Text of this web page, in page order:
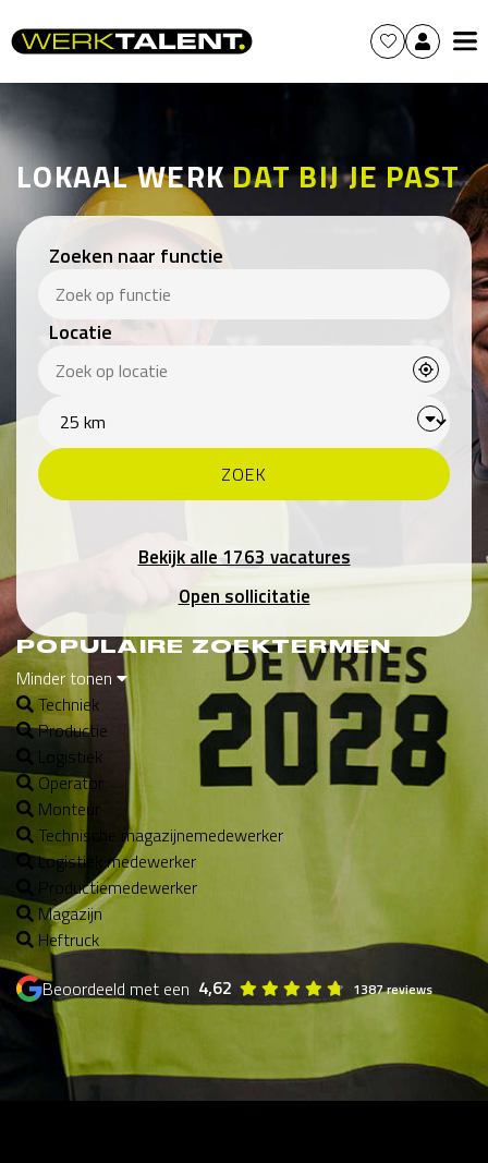
LOKAAL WERKDAT BIJ JE PAST
Zoeken naar functie
Locatie
Bekijk alle 1763 vacatures
Open sollicitatie
POPULAIRE ZOEKTERMEN
Minder tonen
Techniek
Productie
Logistiek
Operator
Monteur
Technische magazijnemedewerker
Logistiek medewerker
Productiemedewerker
Magazijn
Heftruck
Beoordeeld met een 4,62 1387 reviews